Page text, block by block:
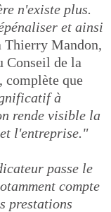
n'existe plus.
et ainsi
Thierry Mandon,
Conseil de la
que
à
rende visible la
l'entreprise."
passe le
compte
prestations